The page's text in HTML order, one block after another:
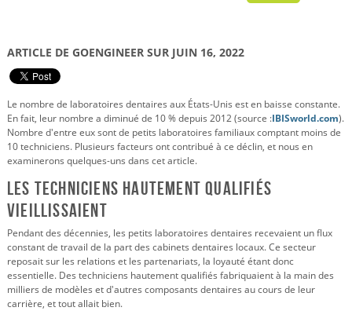
ARTICLE DE GOENGINEER SUR JUIN 16, 2022
Le nombre de laboratoires dentaires aux États-Unis est en baisse constante.
En fait, leur nombre a diminué de 10 % depuis 2012 (source :IBISworld.com).
Nombre d'entre eux sont de petits laboratoires familiaux comptant moins de
10 techniciens. Plusieurs facteurs ont contribué à ce déclin, et nous en
examinerons quelques-uns dans cet article.
Les techniciens hautement qualifiés
vieillissaient
Pendant des décennies, les petits laboratoires dentaires recevaient un flux
constant de travail de la part des cabinets dentaires locaux. Ce secteur
reposait sur les relations et les partenariats, la loyauté étant donc
essentielle. Des techniciens hautement qualifiés fabriquaient à la main des
milliers de modèles et d'autres composants dentaires au cours de leur
carrière, et tout allait bien.